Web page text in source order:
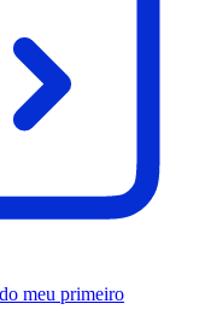
meu primeiro